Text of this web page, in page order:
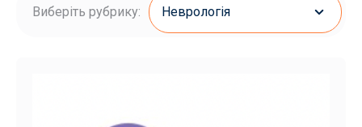
Виберіть рубрику: Неврологія